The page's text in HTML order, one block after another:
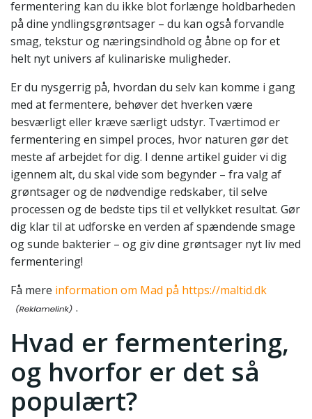
fermentering kan du ikke blot forlænge holdbarheden
på dine yndlingsgrøntsager – du kan også forvandle
smag, tekstur og næringsindhold og åbne op for et
helt nyt univers af kulinariske muligheder.
Er du nysgerrig på, hvordan du selv kan komme i gang
med at fermentere, behøver det hverken være
besværligt eller kræve særligt udstyr. Tværtimod er
fermentering en simpel proces, hvor naturen gør det
meste af arbejdet for dig. I denne artikel guider vi dig
igennem alt, du skal vide som begynder – fra valg af
grøntsager og de nødvendige redskaber, til selve
processen og de bedste tips til et vellykket resultat. Gør
dig klar til at udforske en verden af spændende smage
og sunde bakterier – og giv dine grøntsager nyt liv med
fermentering!
Få mere information om Mad på https://maltid.dk
.
Hvad er fermentering,
og hvorfor er det så
populært?